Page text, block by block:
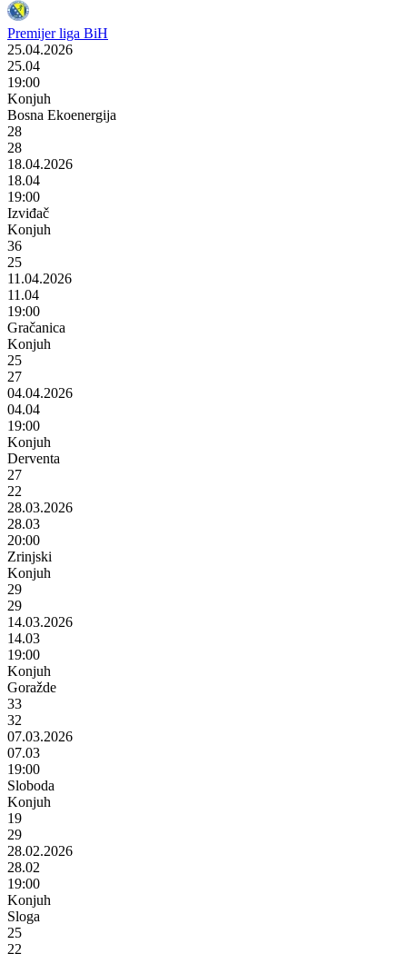
Premijer liga BiH
25.04.2026
25.04
19:00
Konjuh
Bosna Ekoenergija
28
28
18.04.2026
18.04
19:00
Izviđač
Konjuh
36
25
11.04.2026
11.04
19:00
Gračanica
Konjuh
25
27
04.04.2026
04.04
19:00
Konjuh
Derventa
27
22
28.03.2026
28.03
20:00
Zrinjski
Konjuh
29
29
14.03.2026
14.03
19:00
Konjuh
Goražde
33
32
07.03.2026
07.03
19:00
Sloboda
Konjuh
19
29
28.02.2026
28.02
19:00
Konjuh
Sloga
25
22